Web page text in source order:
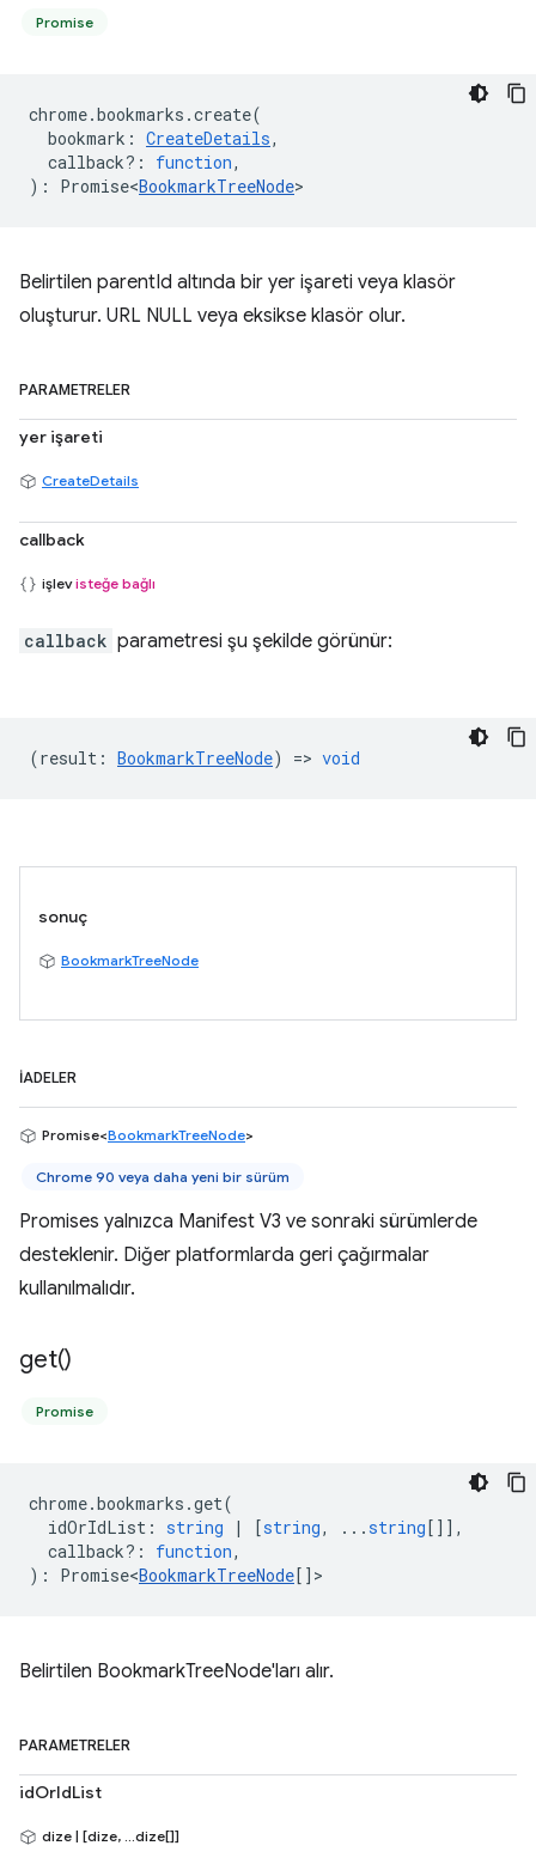
Promise
chrome.bookmarks .create(
bookmark : CreateDetails,
callback? : function,
) : Promise<BookmarkTreeNode>
Belirtilen parentId altında bir yer işareti veya klasör
oluşturur. URL NULL veya eksikse klasör olur.
PARAMETRELER
yer işareti
CreateDetails
callback
işlevisteğe bağlı
callback parametresi şu şekilde görünür:
(result : BookmarkTreeNode) => void
sonuç
BookmarkTreeNode
İADELER
Promise<BookmarkTreeNode>
Chrome 90 veya daha yeni bir sürüm
Promises yalnızca Manifest V3 ve sonraki sürümlerde
desteklenir. Diğer platformlarda geri çağırmalar
kullanılmalıdır.
get()
Promise
chrome.bookmarks .get(
idOrIdList : string | [string, ...string[]],
callback? : function,
) : Promise<BookmarkTreeNode[] >
Belirtilen BookmarkTreeNode'ları alır.
PARAMETRELER
idOrIdList
dize | [dize, ...dize[]]